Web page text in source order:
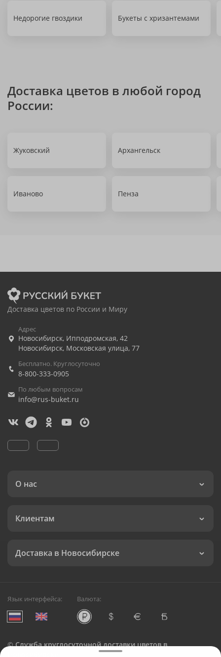
Недорогие гвоздики Букеты с хризантемами
Доставка цветов в любой город
России:
Жуковский Архангельск
Иваново Пенза
Доставка цветов по России и Миру
Адрес
Новосибирск, Ипподромская, 42
Новосибирск, Московская улица, 77
Бесплатно. Круглосуточно
8-800-333-0905
По любым вопросам
info@rus-buket.ru
О нас
Клиентам
Доставка в Новосибирске
Язык интерфейса: Валюта:
©Служба круглосуточной доставки цветов в